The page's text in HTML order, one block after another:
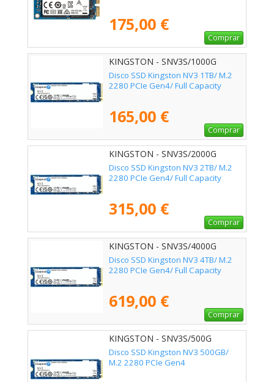
175,00 €
Comprar
KINGSTON - SNV3S/1000G
Disco SSD Kingston NV3 1TB/ M.2
2280 PCIe Gen4/ Full Capacity
165,00 €
Comprar
KINGSTON - SNV3S/2000G
Disco SSD Kingston NV3 2TB/ M.2
2280 PCIe Gen4/ Full Capacity
315,00 €
Comprar
KINGSTON - SNV3S/4000G
Disco SSD Kingston NV3 4TB/ M.2
2280 PCIe Gen4/ Full Capacity
619,00 €
Comprar
KINGSTON - SNV3S/500G
Disco SSD Kingston NV3 500GB/
M.2 2280 PCIe Gen4